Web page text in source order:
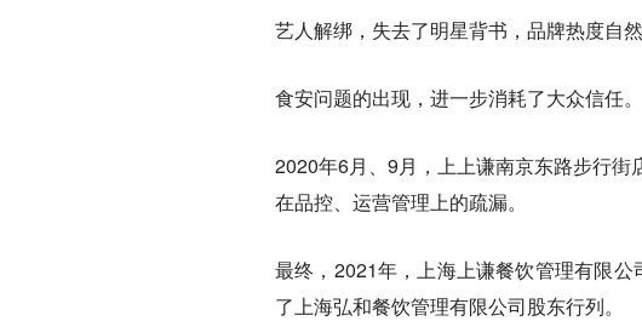
艺人解绑，失去了明星背书，品牌热度自然
食安问题的出现，进一步消耗了大众信任。
2020年6月、9月，上上谦南京东路步行
在品控、运营管理上的疏漏。
最终，2021年，上海上谦餐饮管理有限
了上海弘和餐饮管理有限公司股东行列。